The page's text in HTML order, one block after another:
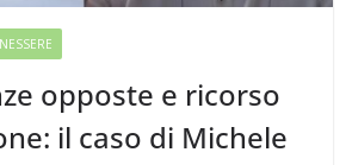
opposte e ricorso
il caso di Michele